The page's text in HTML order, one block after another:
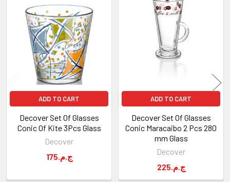
Related
Products
ADD TO CART
Decover Set Of Glasses
Conic Of Kite 3Pcs Glass
Decover
175.ج.م
ADD TO CART
Decover Set Of Glasses
Conic Maracaibo 2 Pcs 280
mm Glass
Decover
225.ج.م